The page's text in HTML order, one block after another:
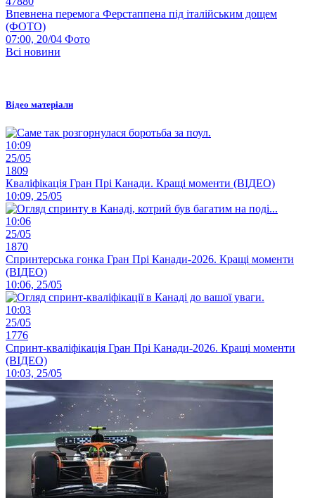
Впевнена перемога Ферстаппена під італійським дощем
(ФОТО)
07:00, 20/04 Фото
Всі новини
Відео матеріали
10:09
25/05
1809
Кваліфікація Гран Прі Канади. Кращі моменти (ВІДЕО)
10:09, 25/05
10:06
25/05
1870
Спринтерська гонка Гран Прі Канади-2026. Кращі моменти
(ВІДЕО)
10:06, 25/05
10:03
25/05
1776
Спринт-кваліфікація Гран Прі Канади-2026. Кращі моменти
(ВІДЕО)
10:03, 25/05